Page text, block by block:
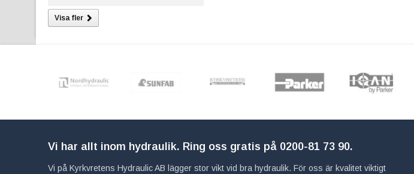
Visa fler
Vi har allt inom hydraulik. Ring oss gratis på 0200-81 73 90.
Vi på Kyrkvretens Hydraulic AB lägger stor vikt vid bra hydraulik. För oss är kvalitet viktigt